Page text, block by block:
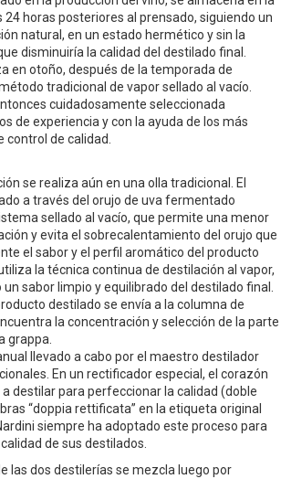
horas posteriores al prensado, siguiendo un
natural, en un estado hermético y sin la
disminuiría la calidad del destilado final.
en otoño, después de la temporada de
tradicional de vapor sellado al vacío.
cuidadosamente seleccionada
de experiencia y con la ayuda de los más
de calidad.
se realiza aún en una olla tradicional. El
a través del orujo de uva fermentado
sellado al vacío, que permite una menor
y evita el sobrecalentamiento del orujo que
el sabor y el perfil aromático del producto
la técnica continua de destilación al vapor,
sabor limpio y equilibrado del destilado final.
destilado se envía a la columna de
la concentración y selección de la parte
grappa.
llevado a cabo por el maestro destilador
En un rectificador especial, el corazón
destilar para perfeccionar la calidad (doble
“doppia rettificata” en la etiqueta original
siempre ha adoptado este proceso para
de sus destilados.
las dos destilerías se mezcla luego por